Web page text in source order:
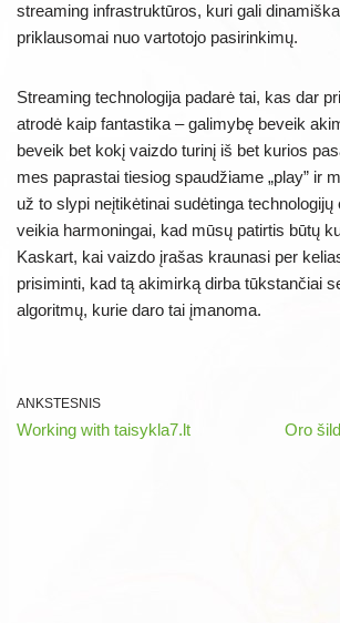
streaming infrastruktūros, kuri gali
priklausomai nuo vartotojo pasirinkimų.
Streaming technologija padarė tai, kas dar
atrodė kaip fantastika – galimybę beveik
beveik bet kokį vaizdo turinį iš bet kurios
mes paprastai tiesiog spaudžiame „play” ir
už to slypi neįtikėtinai sudėtinga
veikia harmoningai, kad mūsų patirtis būtų
Kaskart, kai vaizdo įrašas kraunasi per
prisiminti, kad tą akimirką dirba tūkstančiai
algoritmų, kurie daro tai įmanoma.
ANKSTESNIS
Working with taisykla7.lt Oro